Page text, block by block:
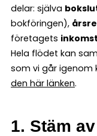
delar: själva
bokföringen),
företagets
Hela flödet kan
som vi går
den här länken.
1. Stäm